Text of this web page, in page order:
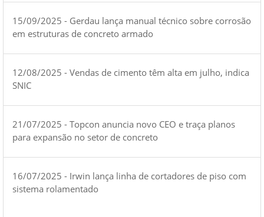
15/09/2025 - Gerdau lança manual técnico sobre corrosão
em estruturas de concreto armado
12/08/2025 - Vendas de cimento têm alta em julho, indica
SNIC
21/07/2025 - Topcon anuncia novo CEO e traça planos
para expansão no setor de concreto
16/07/2025 - Irwin lança linha de cortadores de piso com
sistema rolamentado